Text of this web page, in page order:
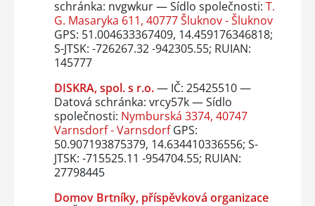
schránka: nvgwkur — Sídlo společnosti: T.
G. Masaryka 611, 40777 Šluknov - Šluknov
GPS: 51.004633367409, 14.459176346818;
S-JTSK: -726267.32 -942305.55; RUIAN:
145777
DISKRA, spol. s r.o.— IČ: 25425510 —
Datová schránka: vrcy57k — Sídlo
společnosti: Nymburská 3374, 40747
Varnsdorf - VarnsdorfGPS:
50.907193875379, 14.634410336556; S-
JTSK: -715525.11 -954704.55; RUIAN:
27798445
Domov Brtníky, příspěvková organizace